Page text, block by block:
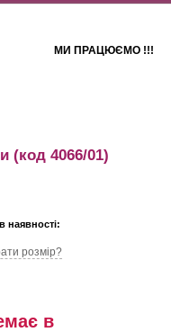
МИ ПРАЦЮЄМО !!!
(код 4066/01)
наявності:
розмір?
в